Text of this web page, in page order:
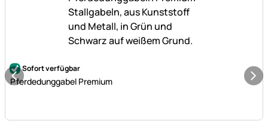
Noch keine Bewertungen abgegeben
Sofort verfügbar
Pferdedunggabel Premium